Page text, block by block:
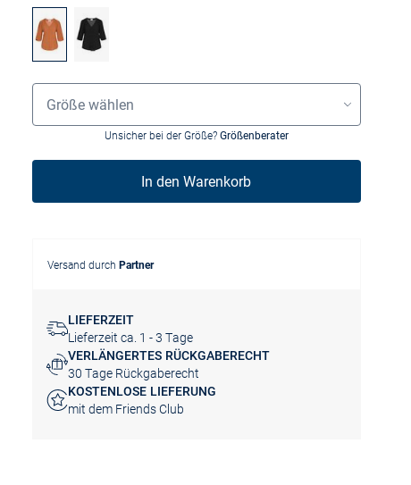
Größenauswahl
Größe wählen
Unsicher bei der Größe? Größenberater
In den Warenkorb
Versand durch Partner
LIEFERZEIT
Lieferzeit ca. 1 - 3 Tage
VERLÄNGERTES RÜCKGABERECHT
30 Tage Rückgaberecht
KOSTENLOSE LIEFERUNG
mit dem Friends Club